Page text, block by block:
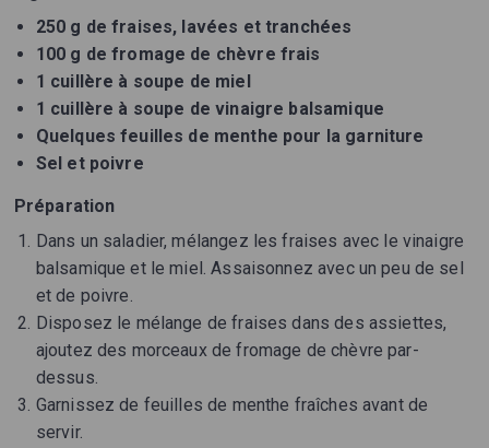
250 g de fraises, lavées et tranchées
100 g de fromage de chèvre frais
1 cuillère à soupe de miel
1 cuillère à soupe de vinaigre balsamique
Quelques feuilles de menthe pour la garniture
Sel et poivre
Préparation
Dans un saladier, mélangez les fraises avec le vinaigre
balsamique et le miel. Assaisonnez avec un peu de sel
et de poivre.
Disposez le mélange de fraises dans des assiettes,
ajoutez des morceaux de fromage de chèvre par-
dessus.
Garnissez de feuilles de menthe fraîches avant de
servir.